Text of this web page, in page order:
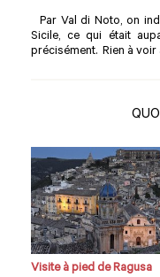
Par Val di Noto, on
Sicile, ce qui était
précisément. Rien à voir
Visite à pied de Ragusa